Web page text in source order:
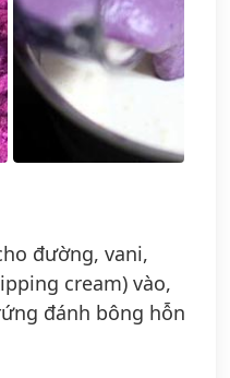
đường, vani,
cream) vào,
đánh bông hỗn